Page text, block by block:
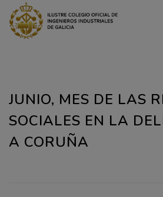
JUNIO, MES DE LAS
SOCIALES EN LA
A CORUÑA